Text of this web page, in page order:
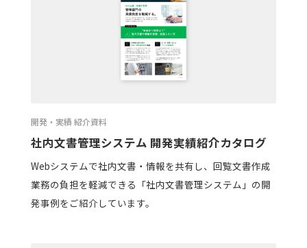
開発・実績 紹介資料
社内文書管理システム 開発実績紹介カタログ
Webシステムで社内文書・情報を共有し、回覧文書作成
業務の負担を軽減できる「社内文書管理システム」の開
発事例をご紹介しています。